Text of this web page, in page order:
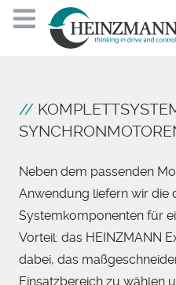
Neben dem passenden
Anwendung liefern wir die
Systemkomponenten für
Vorteil: das HEINZMANN
dabei, das
Einsatzbereich zu wählen